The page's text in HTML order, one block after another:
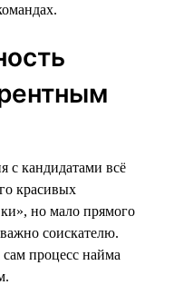
с кандидатами всё
красивых
но мало прямого
соискателю.
сам процесс найма